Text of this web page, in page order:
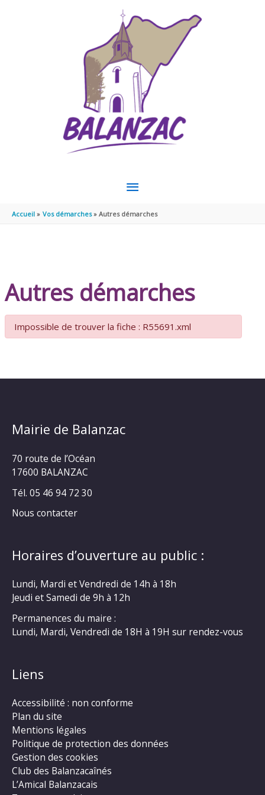
MENU
PRINCIPAL
Accueil Vos démarches Autres démarches
Autres démarches
Impossible de trouver la fiche : R55691.xml
Mairie de Balanzac
70 route de l’Océan
17600 BALANZAC
Tél. 05 46 94 72 30
Nous contacter
Horaires d’ouverture au public :
Lundi, Mardi et Vendredi de 14h à 18h
Jeudi et Samedi de 9h à 12h
Permanences du maire :
Lundi, Mardi, Vendredi de 18H à 19H sur rendez-vous
Liens
Accessibilité : non conforme
Plan du site
Mentions légales
Politique de protection des données
Gestion des cookies
Club des Balanzacaînés
L’Amical Balanzacais